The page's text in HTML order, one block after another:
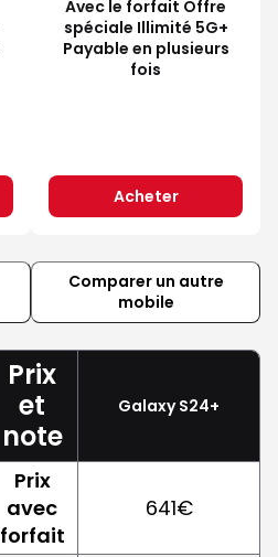
Avec le forfait Offre
spéciale Illimité 5G+
Payable en plusieurs
fois
Acheter
Comparer un autre
mobile
Prix
et
note
Galaxy S24+
Prix
avec
forfait
641€